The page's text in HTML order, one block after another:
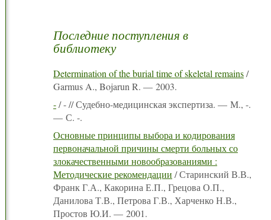
Последние поступления в
библиотеку
Determination of the burial time of skeletal remains/
Garmus A., Bojarun R. — 2003.
-/ - // Судебно-медицинская экспертиза. — М., -.
— С. -.
Основные принципы выбора и кодирования
первоначальной причины смерти больных со
злокачественными новообразованиями :
Методические рекомендации / Старинский В.В.,
Франк Г.А., Какорина Е.П., Грецова О.П.,
Данилова Т.В., Петрова Г.В., Харченко Н.В.,
Простов Ю.И. — 2001.